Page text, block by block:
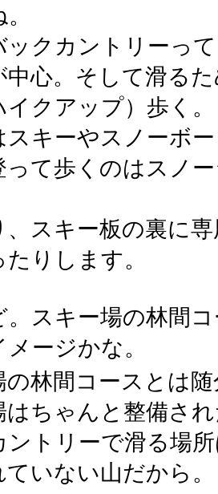
ックカントリーっ
中心。そして滑る
クアップ）歩く。
スキーやスノーボ
って歩くのはスノ
、スキー板の裏に
りします。
。スキー場の林間
ージかな。
の林間コースとは
はちゃんと整備さ
ントリーで滑る場
いない山だから。